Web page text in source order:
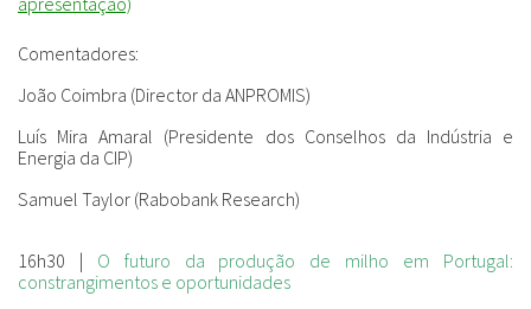
Comentadores:
João Coimbra (Director da ANPROMIS)
Luís Mira Amaral (Presidente dos Conselhos da Indústria e
Energia da CIP)
Samuel Taylor (Rabobank Research)
16h30 | O futuro da produção de milho em Portugal:
constrangimentos e oportunidades